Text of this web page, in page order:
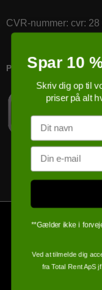
CVR-nummer: cvr: 28
PRICERUNNER
Spar 10
Skriv dig op til
priser på alt
Navn
Email
**Gælder ikke i
Ved at tilmelde dig
fra Total Rent ApS